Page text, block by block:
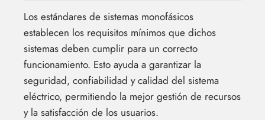
Los estándares de sistemas monofásicos
establecen los requisitos mínimos que dichos
sistemas deben cumplir para un correcto
funcionamiento. Esto ayuda a garantizar la
seguridad, confiabilidad y calidad del sistema
eléctrico, permitiendo la mejor gestión de recursos
y la satisfacción de los usuarios.